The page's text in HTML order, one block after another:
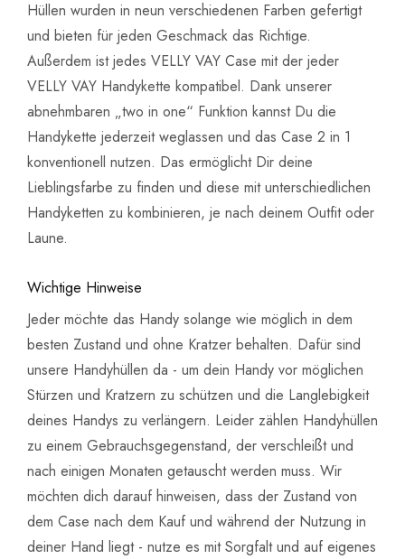
Hüllen wurden in neun verschiedenen Farben gefertigt
und bieten für jeden Geschmack das Richtige.
Außerdem ist jedes VELLY VAY Case mit der jeder
VELLY VAY Handykette kompatibel. Dank unserer
abnehmbaren „two in one“ Funktion kannst Du die
Handykette jederzeit weglassen und das Case 2 in 1
konventionell nutzen. Das ermöglicht Dir deine
Lieblingsfarbe zu finden und diese mit unterschiedlichen
Handyketten zu kombinieren, je nach deinem Outfit oder
Laune.
Wichtige Hinweise
Jeder möchte das Handy solange wie möglich in dem
besten Zustand und ohne Kratzer behalten. Dafür sind
unsere Handyhüllen da - um dein Handy vor möglichen
Stürzen und Kratzern zu schützen und die Langlebigkeit
deines Handys zu verlängern. Leider zählen Handyhüllen
zu einem Gebrauchsgegenstand, der verschleißt und
nach einigen Monaten getauscht werden muss. Wir
möchten dich darauf hinweisen, dass der Zustand von
dem Case nach dem Kauf und während der Nutzung in
deiner Hand liegt - nutze es mit Sorgfalt und auf eigenes